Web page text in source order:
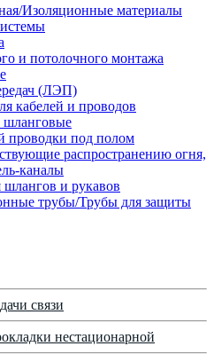
Изоляционные материалы
и потолочного монтажа
(ЛЭП)
кабелей и проводов
проводки под полом
распространению огня,
каналы
и рукавов
трубы/Трубы для защиты
связи
нестационарной